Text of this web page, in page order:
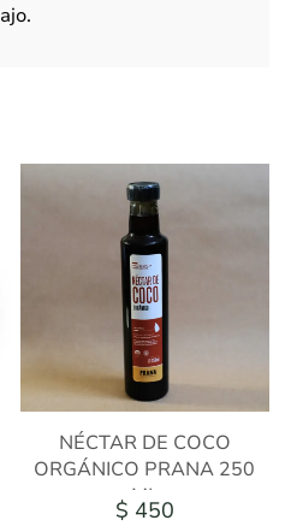
ajo.
NÉCTAR DE COCO
ORGÁNICO PRANA 250
ML
$ 450